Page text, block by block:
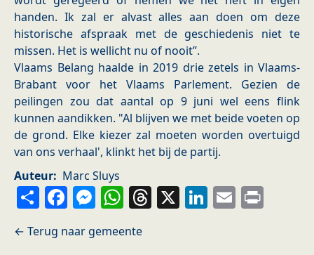
handen. Ik zal er alvast alles aan doen om deze
historische afspraak met de geschiedenis niet te
missen. Het is wellicht nu of nooit”.
Vlaams Belang haalde in 2019 drie zetels in Vlaams-
Brabant voor het Vlaams Parlement. Gezien de
peilingen zou dat aantal op 9 juni wel eens flink
kunnen aandikken. "Al blijven we met beide voeten op
de grond. Elke kiezer zal moeten worden overtuigd
van ons verhaal', klinkt het bij de partij.
Auteur
Marc Sluys
ShareFacebook
Messenger
WhatsApp
Threads
X LinkedIn
Email